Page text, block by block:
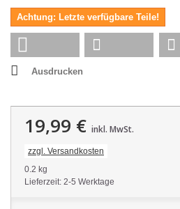
Achtung: Letzte verfügbare Teile!
Ausdrucken
19,99 € inkl. MwSt.
zzgl. Versandkosten
0.2 kg
Lieferzeit: 2-5 Werktage